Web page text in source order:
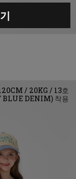
BLUE DENIM)